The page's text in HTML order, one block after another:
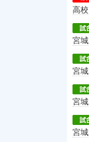
高
宮
宮
宮
宮